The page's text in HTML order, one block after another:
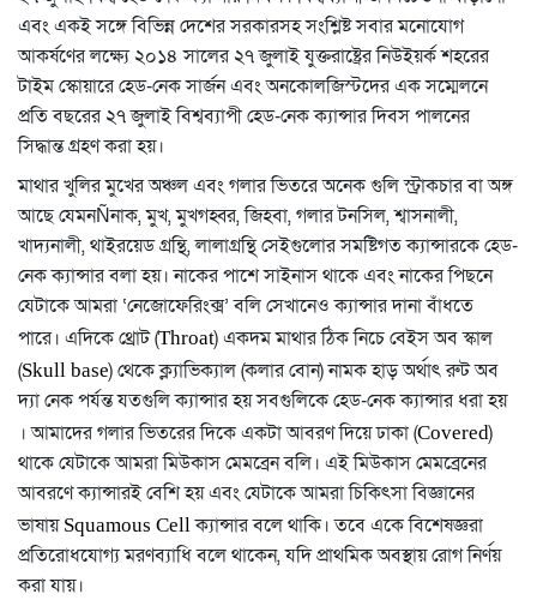
এবং একই সঙ্গে বিভিন্ন দেশের সরকারসহ সংশ্লিষ্ট সবার মনোযোগ
আকর্ষণের লক্ষ্যে ২০১৪ সালের ২৭ জুলাই যুক্তরাষ্ট্রের নিউইয়র্ক শহরের
টাইম স্কোয়ারে হেড-নেক সার্জন এবং অনকোলজিস্টদের এক সম্মেলনে
প্রতি বছরের ২৭ জুলাই বিশ্বব্যাপী হেড-নেক ক্যান্সার দিবস পালনের
সিদ্ধান্ত গ্রহণ করা হয়।
মাথার খুলির মুখের অঞ্চল এবং গলার ভিতরে অনেক গুলি স্ট্রাকচার বা অঙ্গ
আছে যেমনÑনাক, মুখ, মুখগহ্বর, জিহবা, গলার টনসিল, শ্বাসনালী,
খাদ্যনালী, থাইরয়েড গ্রন্থি, লালাগ্রন্থি সেইগুলোর সমষ্টিগত ক্যান্সারকে হেড-
নেক ক্যান্সার বলা হয়। নাকের পাশে সাইনাস থাকে এবং নাকের পিছনে
যেটাকে আমরা ‘নেজোফেরিংক্স’ বলি সেখানেও ক্যান্সার দানা বাঁধতে
পারে। এদিকে থ্রোট (Throat) একদম মাথার ঠিক নিচে বেইস অব স্কাল
(Skull base) থেকে ক্ল্যাভিক্যাল (কলার বোন) নামক হাড় অর্থাৎ রুট অব
দ্যা নেক পর্যন্ত যতগুলি ক্যান্সার হয় সবগুলিকে হেড-নেক ক্যান্সার ধরা হয়
। আমাদের গলার ভিতরের দিকে একটা আবরণ দিয়ে ঢাকা (Covered)
থাকে যেটাকে আমরা মিউকাস মেমব্রেন বলি। এই মিউকাস মেমব্রেনের
আবরণে ক্যান্সারই বেশি হয় এবং যেটাকে আমরা চিকিৎসা বিজ্ঞানের
ভাষায় Squamous Cellক্যান্সার বলে থাকি। তবে একে বিশেষজ্ঞরা
প্রতিরোধযোগ্য মরণব্যাধি বলে থাকেন, যদি প্রাথমিক অবস্থায় রোগ নির্ণয়
করা যায়।